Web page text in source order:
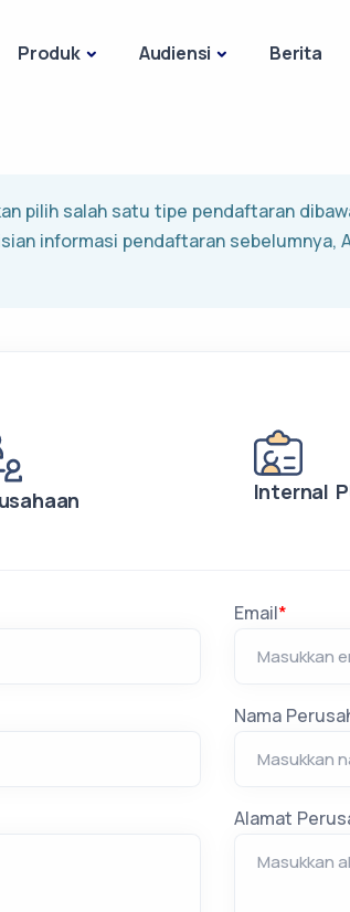
Produk Audiensi Berita
pilih salah satu tipe pendaftaran
informasi pendaftaran
Internal
Email*
Nama
Alamat